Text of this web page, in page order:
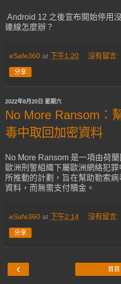
Android 12 之後宣布開始停用
連線怎麼辦？
eSafe360 at 下午1:20 沒有留言:
分享
2022年8月20日 星期六
No More Ransom：
毒中取回加密資料
No More Ransom 是一項由荷
歐洲刑警組織下屬歐洲網絡犯
所推動的計劃，旨在幫助勒索
資料，而無需支付贖金。
eSafe360 at 下午2:14 沒有留言:
分享
‹ 首頁